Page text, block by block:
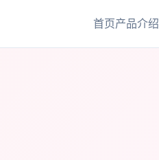
首页产品介绍